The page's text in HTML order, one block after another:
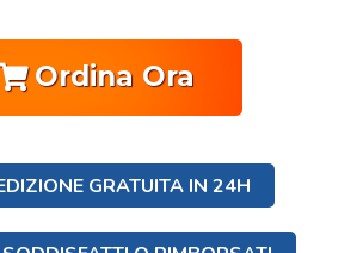
Ordina Ora
GRATUITA IN 24H